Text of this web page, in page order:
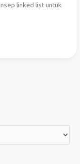
linked list untuk